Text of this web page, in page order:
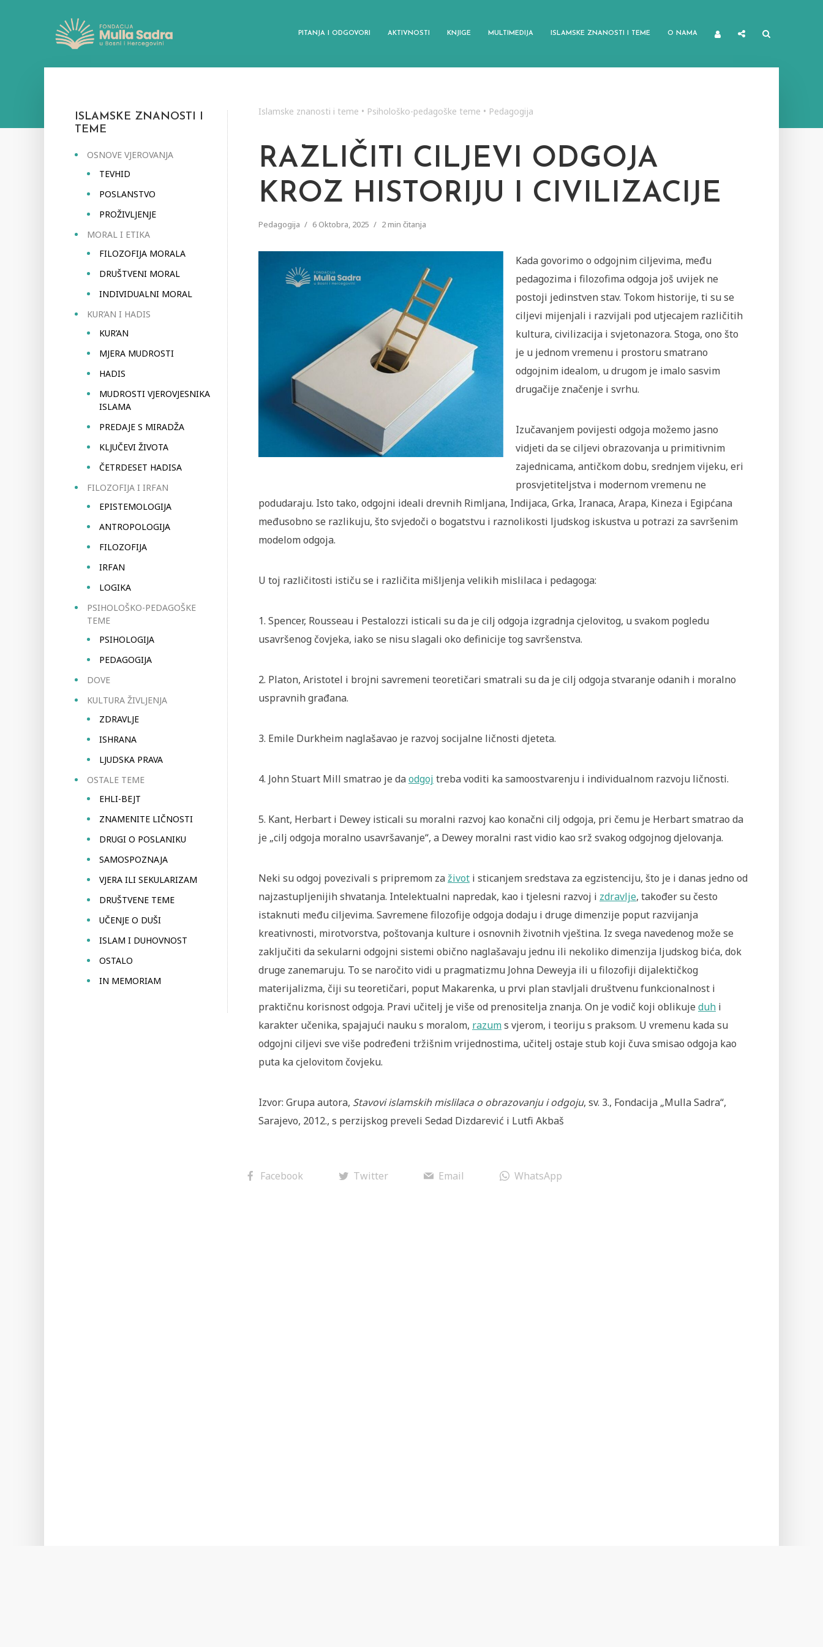
PITANJA I ODGOVORI AKTIVNOSTI KNJIGE MULTIMEDIJA ISLAMSKE ZNANOSTI I TEME O NAMA
ISLAMSKE ZNANOSTI I
TEME
OSNOVE VJEROVANJA
TEVHID
POSLANSTVO
PROŽIVLJENJE
MORAL I ETIKA
FILOZOFIJA MORALA
DRUŠTVENI MORAL
INDIVIDUALNI MORAL
KUR’AN I HADIS
KUR’AN
MJERA MUDROSTI
HADIS
MUDROSTI VJEROVJESNIKA
ISLAMA
PREDAJE S MIRADŽA
KLJUČEVI ŽIVOTA
ČETRDESET HADISA
FILOZOFIJA I IRFAN
EPISTEMOLOGIJA
ANTROPOLOGIJA
FILOZOFIJA
IRFAN
LOGIKA
PSIHOLOŠKO-PEDAGOŠKE
TEME
PSIHOLOGIJA
PEDAGOGIJA
DOVE
KULTURA ŽIVLJENJA
ZDRAVLJE
ISHRANA
LJUDSKA PRAVA
OSTALE TEME
EHLI-BEJT
ZNAMENITE LIČNOSTI
DRUGI O POSLANIKU
SAMOSPOZNAJA
VJERA ILI SEKULARIZAM
DRUŠTVENE TEME
UČENJE O DUŠI
ISLAM I DUHOVNOST
OSTALO
IN MEMORIAM
Islamske znanosti i teme • Psihološko-pedagoške teme • Pedagogija
RAZLIČITI CILJEVI ODGOJA
KROZ HISTORIJU I CIVILIZACIJE
Pedagogija 6 Oktobra, 2025 2 min čitanja
Kada govorimo o odgojnim ciljevima, među
pedagozima i filozofima odgoja još uvijek ne
postoji jedinstven stav. Tokom historije, ti su se
ciljevi mijenjali i razvijali pod utjecajem različitih
kultura, civilizacija i svjetonazora. Stoga, ono što
je u jednom vremenu i prostoru smatrano
odgojnim idealom, u drugom je imalo sasvim
drugačije značenje i svrhu.
Izučavanjem povijesti odgoja možemo jasno
vidjeti da se ciljevi obrazovanja u primitivnim
zajednicama, antičkom dobu, srednjem vijeku, eri
prosvjetiteljstva i modernom vremenu ne
podudaraju. Isto tako, odgojni ideali drevnih Rimljana, Indijaca, Grka, Iranaca, Arapa, Kineza i Egipćana
međusobno se razlikuju, što svjedoči o bogatstvu i raznolikosti ljudskog iskustva u potrazi za savršenim
modelom odgoja.
U toj različitosti ističu se i različita mišljenja velikih mislilaca i pedagoga:
1. Spencer, Rousseau i Pestalozzi isticali su da je cilj odgoja izgradnja cjelovitog, u svakom pogledu
usavršenog čovjeka, iako se nisu slagali oko definicije tog savršenstva.
2. Platon, Aristotel i brojni savremeni teoretičari smatrali su da je cilj odgoja stvaranje odanih i moralno
uspravnih građana.
3. Emile Durkheim naglašavao je razvoj socijalne ličnosti djeteta.
4. John Stuart Mill smatrao je daodgoj treba voditi ka samoostvarenju i individualnom razvoju ličnosti.
5. Kant, Herbart i Dewey isticali su moralni razvoj kao konačni cilj odgoja, pri čemu je Herbart smatrao da
je „cilj odgoja moralno usavršavanje“, a Dewey moralni rast vidio kao srž svakog odgojnog djelovanja.
Neki su odgoj povezivali s pripremom zaživot i sticanjem sredstava za egzistenciju, što je i danas jedno od
najzastupljenijih shvatanja. Intelektualni napredak, kao i tjelesni razvoj i zdravlje, također su često
istaknuti među ciljevima. Savremene filozofije odgoja dodaju i druge dimenzije poput razvijanja
kreativnosti, mirotvorstva, poštovanja kulture i osnovnih životnih vještina. Iz svega navedenog može se
zaključiti da sekularni odgojni sistemi obično naglašavaju jednu ili nekoliko dimenzija ljudskog bića, dok
druge zanemaruju. To se naročito vidi u pragmatizmu Johna Deweyja ili u filozofiji dijalektičkog
materijalizma, čiji su teoretičari, poput Makarenka, u prvi plan stavljali društvenu funkcionalnost i
praktičnu korisnost odgoja. Pravi učitelj je više od prenositelja znanja. On je vodič koji oblikuje duh i
karakter učenika, spajajući nauku s moralom, razums vjerom, i teoriju s praksom. U vremenu kada su
odgojni ciljevi sve više podređeni tržišnim vrijednostima, učitelj ostaje stub koji čuva smisao odgoja kao
puta ka cjelovitom čovjeku.
Izvor: Grupa autora, Stavovi islamskih mislilaca o obrazovanju i odgoju, sv. 3., Fondacija „Mulla Sadra“,
Sarajevo, 2012., s perzijskog preveli Sedad Dizdarević i Lutfi Akbaš
Facebook Twitter Email WhatsApp